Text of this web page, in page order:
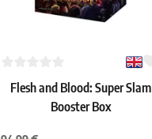
Flesh and Blood: Super Slam
Booster Box